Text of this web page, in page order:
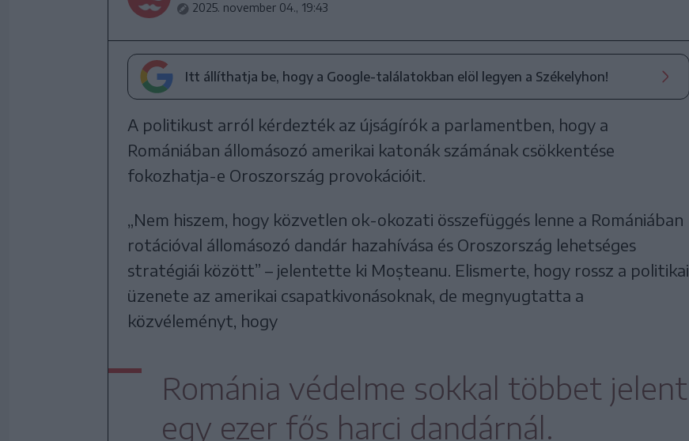
2025. november 04., 19:43
Itt állíthatja be, hogy a Google-találatokban elöl legyen a Székelyhon!
A politikust arról kérdezték az újságírók a parlamentben, hogy a
Romániában állomásozó amerikai katonák számának csökkentése
fokozhatja-e Oroszország provokációit.
„Nem hiszem, hogy közvetlen ok-okozati összefüggés lenne a Romániában
rotációval állomásozó dandár hazahívása és Oroszország lehetséges
stratégiái között” – jelentette ki Moșteanu. Elismerte, hogy rossz a politikai
üzenete az amerikai csapatkivonásoknak, de megnyugtatta a
közvéleményt, hogy
Románia védelme sokkal többet jelent
egy ezer fős harci dandárnál.